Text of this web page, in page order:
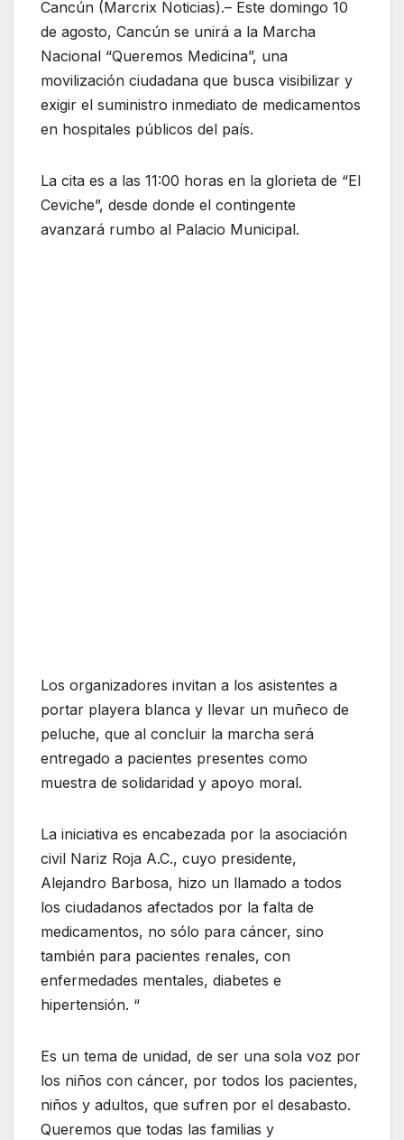
Cancún (Marcrix Noticias).– Este domingo 10
de agosto, Cancún se unirá a la Marcha
Nacional “Queremos Medicina”, una
movilización ciudadana que busca visibilizar y
exigir el suministro inmediato de medicamentos
en hospitales públicos del país.
La cita es a las 11:00 horas en la glorieta de “El
Ceviche”, desde donde el contingente
avanzará rumbo al Palacio Municipal.
Los organizadores invitan a los asistentes a
portar playera blanca y llevar un muñeco de
peluche, que al concluir la marcha será
entregado a pacientes presentes como
muestra de solidaridad y apoyo moral.
La iniciativa es encabezada por la asociación
civil Nariz Roja A.C., cuyo presidente,
Alejandro Barbosa, hizo un llamado a todos
los ciudadanos afectados por la falta de
medicamentos, no sólo para cáncer, sino
también para pacientes renales, con
enfermedades mentales, diabetes e
hipertensión. “
Es un tema de unidad, de ser una sola voz por
los niños con cáncer, por todos los pacientes,
niños y adultos, que sufren por el desabasto.
Queremos que todas las familias y